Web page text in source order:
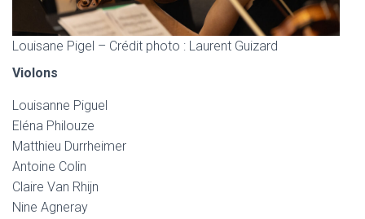
Louisane Pigel – Crédit photo : Laurent Guizard
Violons
Louisanne Piguel
Eléna Philouze
Matthieu Durrheimer
Antoine Colin
Claire Van Rhijn
Nine Agneray